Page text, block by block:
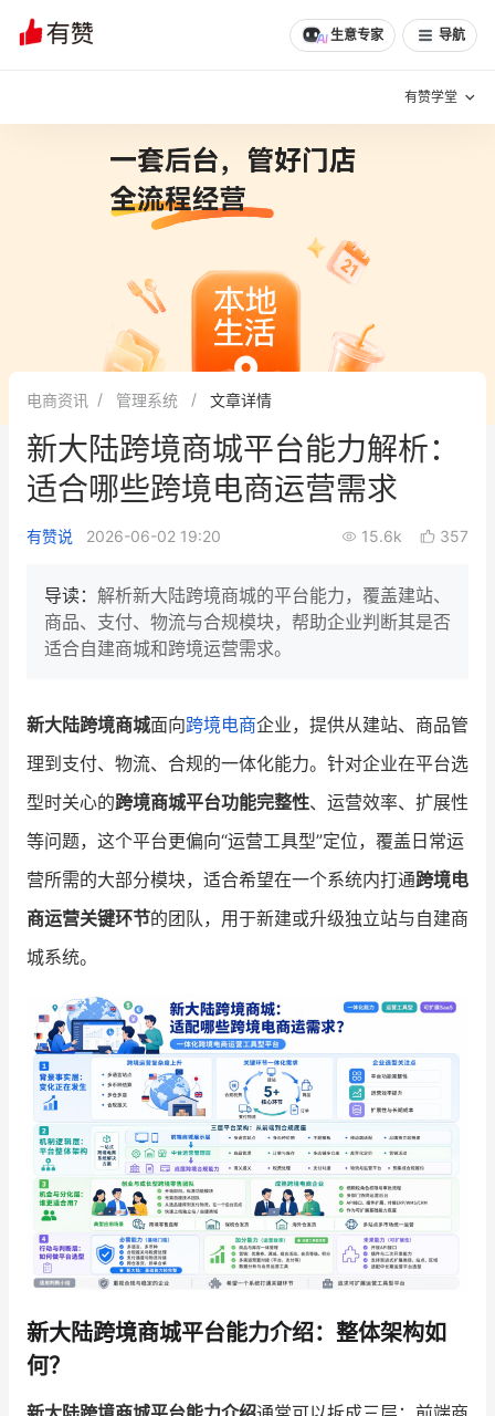
生意专家 导航
有赞学堂
增长方法
有赞专家说
新零售最佳实践
面对面聊增长
新零售大会 新零售茶会
增长产品指南
产品更新动态 帮助中心
品牌消费观 行业报告
新零售资讯
增长俱乐部
增长俱乐部 有赞商盟
商家社区 社群交流
合作共进
入驻有赞 认证代理商
认证服务商
有赞云 数据通服务
文章 问诊 分享
电商资讯 管理系统 文章详情
新大陆跨境商城平台能力解析：
适合哪些跨境电商运营需求
有赞说 2026-06-02 19:20 15.6k 357
导读： 解析新大陆跨境商城的平台能力，覆盖建站、
商品、支付、物流与合规模块，帮助企业判断其是否
适合自建商城和跨境运营需求。
新大陆跨境商城面向跨境电商企业，提供从建站、商品管
理到支付、物流、合规的一体化能力。针对企业在平台选
型时关心的跨境商城平台功能完整性、运营效率、扩展性
等问题，这个平台更偏向“运营工具型”定位，覆盖日常运
营所需的大部分模块，适合希望在一个系统内打通跨境电
商运营关键环节的团队，用于新建或升级独立站与自建商
城系统。
新大陆跨境商城平台能力介绍：整体架构如
何？